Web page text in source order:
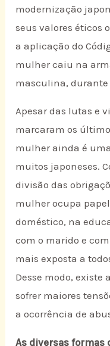
modernização
seus valores éticos
a aplicação do
mulher caiu na
masculina, durante
Apesar das lutas e
marcaram os
mulher ainda é
muitos japoneses.
divisão das
mulher ocupa
doméstico, na
com o marido e
mais exposta a
Desse modo, existe
sofrer maiores
a ocorrência de
As diversas